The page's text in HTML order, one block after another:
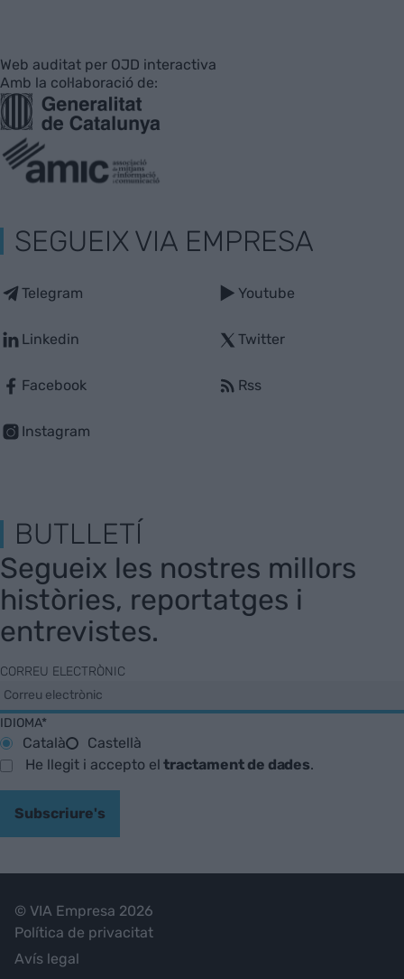
Web auditat per OJD interactiva
Amb la col·laboració de:
SEGUEIX VIA EMPRESA
Telegram
Linkedin
Facebook
Instagram
Youtube
Twitter
Rss
BUTLLETÍ
Segueix les nostres millors
històries, reportatges i
entrevistes.
CORREU ELECTRÒNIC
IDIOMA*
Català
Castellà
He llegit i accepto eltractament de dades.
Subscriure's
© VIA Empresa 2026
Política de privacitat
Avís legal